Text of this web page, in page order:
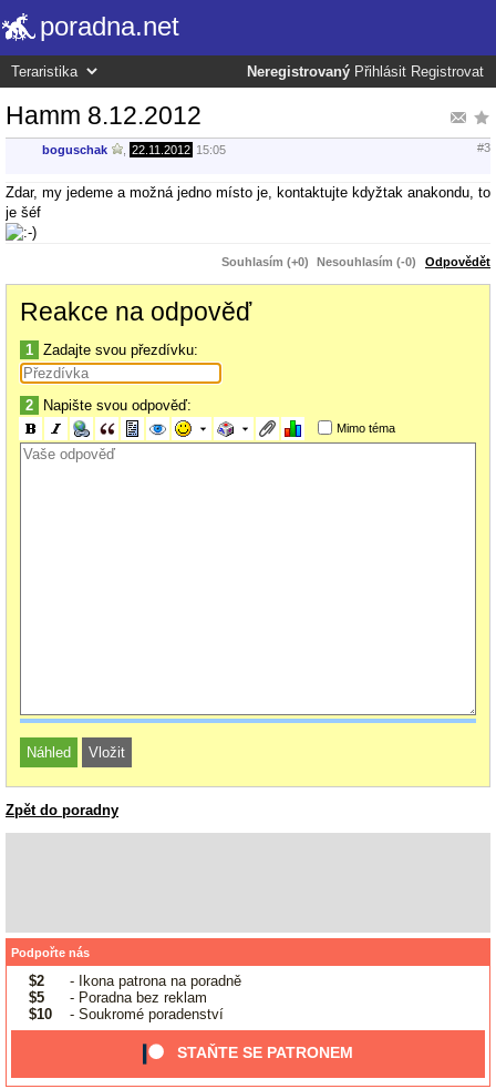
poradna.net
Neregistrovaný Přihlásit Registrovat
Hamm 8.12.2012
boguschak 22.11.2012 15:05 #3
Zdar, my jedeme a možná jedno místo je, kontaktujte kdyžtak anakondu, to
je šéf
Souhlasím (+0) Nesouhlasím (-0) Odpovědět
Reakce na odpověď
1 Zadajte svou přezdívku:
2 Napište svou odpověď:
Mimo téma
Zpět do poradny
Podpořte nás
$2
- Ikona patrona na poradně
$5
- Poradna bez reklam
$10
- Soukromé poradenství
STAŇTE SE PATRONEM